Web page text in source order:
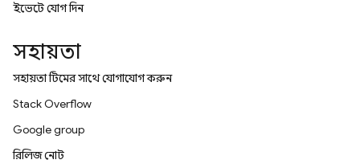
ইভেন্টে যোগ দিন
সহায়তা
সহায়তা টিমের সাথে যোগাযোগ করুন
Stack Overflow
Google group
রিলিজ নোট